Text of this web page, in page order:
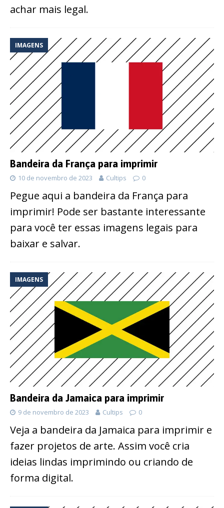
achar mais legal.
IMAGENS
Bandeira da França para imprimir
10 de novembro de 2023 Cultips 0
Pegue aqui a bandeira da França para
imprimir! Pode ser bastante interessante
para você ter essas imagens legais para
baixar e salvar.
IMAGENS
Bandeira da Jamaica para imprimir
9 de novembro de 2023 Cultips 0
Veja a bandeira da Jamaica para imprimir e
fazer projetos de arte. Assim você cria
ideias lindas imprimindo ou criando de
forma digital.